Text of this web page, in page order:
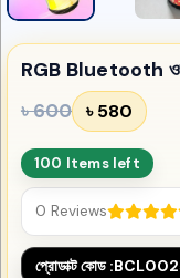
RGB Bluetooth
৳ 600 ৳ 580
100 Items left
0 Reviews
প্রোডাক্ট কোড :